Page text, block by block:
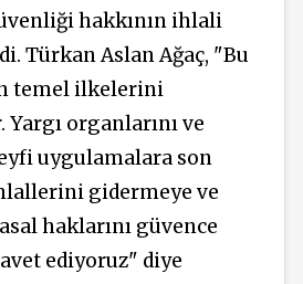
hakkının ihlali
Türkan Aslan Ağaç, "Bu
temel ilkelerini
organlarını ve
uygulamalara son
gidermeye ve
haklarını güvence
ediyoruz" diye